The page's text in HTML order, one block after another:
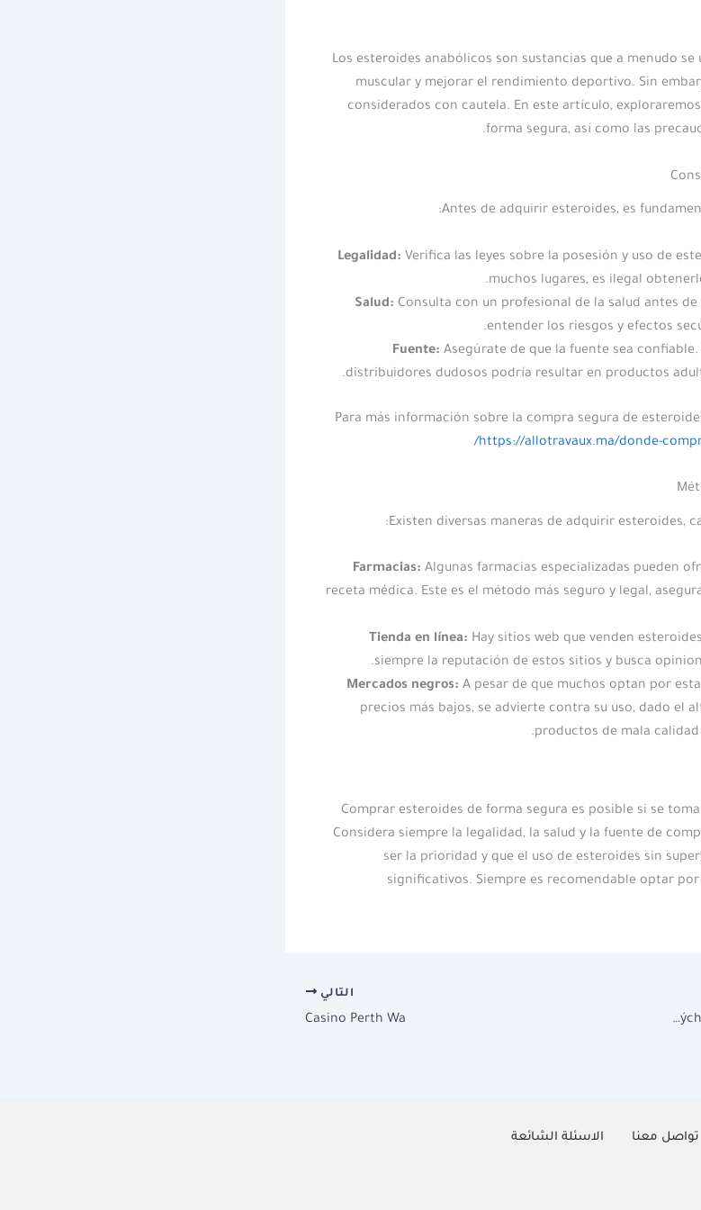
Los esteroides anabólicos son sustancias que a menudo
muscular y mejorar el rendimiento deportivo. Sin
considerados con cautela. En este artículo,
forma segura, así como las
Antes de adquirir esteroides, es
Legalidad: Verifica las leyes sobre la posesión y uso de
muchos lugares, es ilegal
Salud: Consulta con un profesional de la salud antes
entender los riesgos y efectos
Fuente: Asegúrate de que la fuente sea
distribuidores dudosos podría resultar en productos
Para más información sobre la compra segura de
https://allotravaux.ma/donde-
Existen diversas maneras de adquirir esteroides,
Farmacias: Algunas farmacias especializadas pueden
receta médica. Este es el método más seguro y legal,
Tienda en línea: Hay sitios web que venden
siempre la reputación de estos sitios y busca
Mercados negros: A pesar de que muchos optan por
precios más bajos, se advierte contra su uso, dado el
productos de mala
Comprar esteroides de forma segura es posible si se
Considera siempre la legalidad, la salud y la fuente de
ser la prioridad y que el uso de esteroides sin
significativos. Siempre es recomendable optar
Trendy v oblasti hazardných hier Aké novinky očakávať v roku
التالي
Casino Perth Wa
تواصل معنا الاسئلة الشائعة